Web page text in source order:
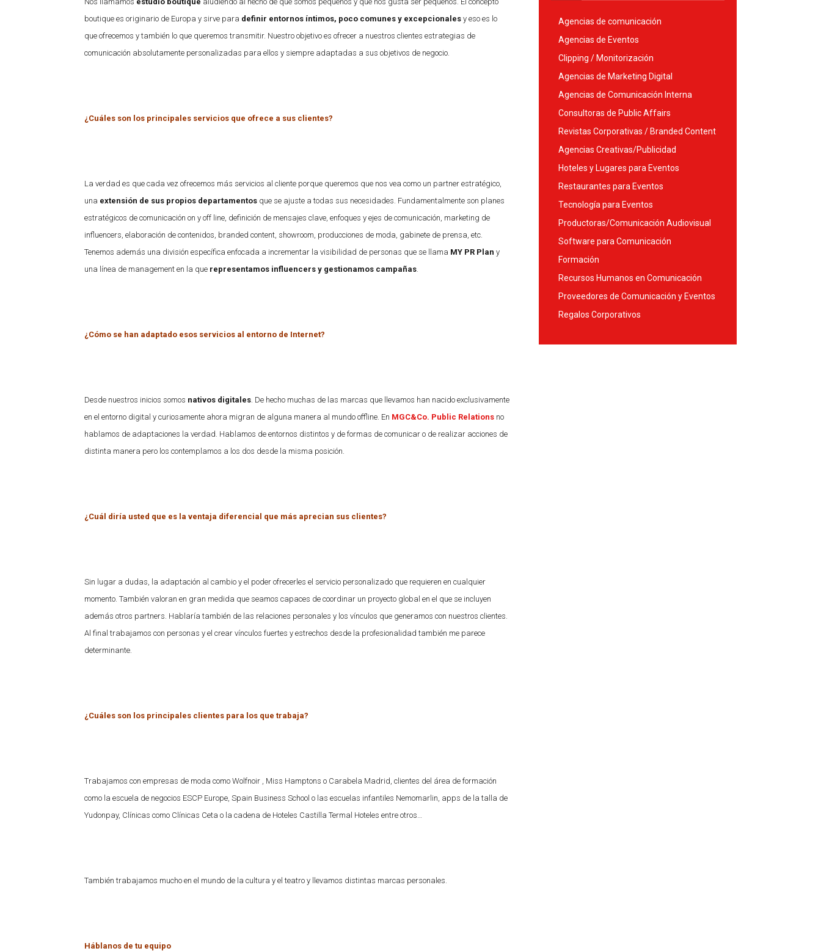
boutique es originario de Europa y sirve para definir entornos íntimos, poco comunes y excepcionales y eso es lo
que ofrecemos y también lo que queremos transmitir. Nuestro objetivo es ofrecer a nuestros clientes estrategias de
comunicación absolutamente personalizadas para ellos y siempre adaptadas a sus objetivos de negocio.
¿Cuáles son los principales servicios que ofrece a sus clientes?
La verdad es que cada vez ofrecemos más servicios al cliente porque queremos que nos vea como un partner estratégico,
una extensión de sus propios departamentos que se ajuste a todas sus necesidades. Fundamentalmente son planes
estratégicos de comunicación on y off line, definición de mensajes clave, enfoques y ejes de comunicación, marketing de
influencers, elaboración de contenidos, branded content, showroom, producciones de moda, gabinete de prensa, etc.
Tenemos además una división específica enfocada a incrementar la visibilidad de personas que se llama MY PR Plan y
una línea de management en la que representamos influencers y gestionamos campañas
¿Cómo se han adaptado esos servicios al entorno de Internet?
Desde nuestros inicios somos nativos digitales . De hecho muchas de las marcas que llevamos han nacido exclusivamente
en el entorno digital y curiosamente ahora migran de alguna manera al mundo offline. En MGC&Co. Public Relations no
hablamos de adaptaciones la verdad. Hablamos de entornos distintos y de formas de comunicar o de realizar acciones de
distinta manera pero los contemplamos a los dos desde la misma posición.
¿Cuál diría usted que es la ventaja diferencial que más aprecian sus clientes?
Sin lugar a dudas, la adaptación al cambio y el poder ofrecerles el servicio personalizado que requieren en cualquier
momento. También valoran en gran medida que seamos capaces de coordinar un proyecto global en el que se incluyen
además otros partners. Hablaría también de las relaciones personales y los vínculos que generamos con nuestros clientes.
Al final trabajamos con personas y el crear vínculos fuertes y estrechos desde la profesionalidad también me parece
determinante.
¿Cuáles son los principales clientes para los que trabaja?
Trabajamos con empresas de moda como Wolfnoir , Miss Hamptons o Carabela Madrid, clientes del área de formación
como la escuela de negocios ESCP Europe, Spain Business School o las escuelas infantiles Nemomarlin, apps de la talla de
Yudonpay, Clínicas como Clínicas Ceta o la cadena de Hoteles Castilla Termal Hoteles entre otros…
También trabajamos mucho en el mundo de la cultura y el teatro y llevamos distintas marcas personales.
Háblanos de tu equipo
Agencias de comunicación
Agencias de Eventos
Clipping / Monitorización
Agencias de Marketing Digital
Agencias de Comunicación Interna
Consultoras de Public Affairs
Revistas Corporativas / Branded Content
Agencias Creativas/Publicidad
Hoteles y Lugares para Eventos
Restaurantes para Eventos
Tecnología para Eventos
Productoras/Comunicación Audiovisual
Software para Comunicación
Formación
Recursos Humanos en Comunicación
Proveedores de Comunicación y Eventos
Regalos Corporativos